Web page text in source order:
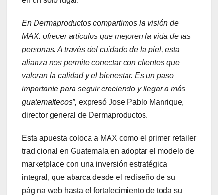
En Dermaproductos compartimos la visión de
MAX: ofrecer artículos que mejoren la vida de las
personas. A través del cuidado de la piel, esta
alianza nos permite conectar con clientes que
valoran la calidad y el bienestar. Es un paso
importante para seguir creciendo y llegar a más
guatemaltecos”, expresó Jose Pablo Manrique,
director general de Dermaproductos.
Esta apuesta coloca a MAX como el primer retailer
tradicional en Guatemala en adoptar el modelo de
marketplace con una inversión estratégica
integral, que abarca desde el rediseño de su
página web hasta el fortalecimiento de toda su